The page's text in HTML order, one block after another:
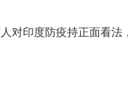
对印度防疫持正面看法